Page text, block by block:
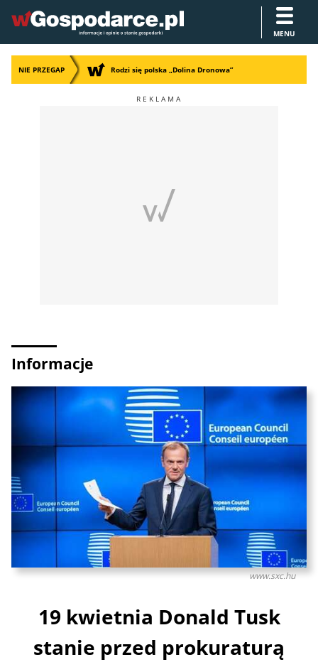
MENU
NIE PRZEGAP Rodzi się polska „Dolina Dronowa”
Informacje
www.sxc.hu
19 kwietnia Donald Tusk
stanie przed prokuraturą